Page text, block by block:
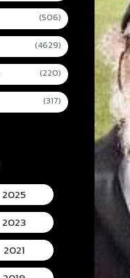
(506)
(4629)
(220)
(317)
2025
2023
2021